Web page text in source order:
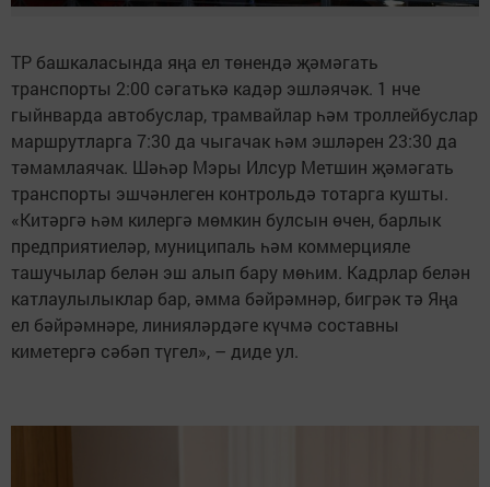
ТР башкаласында яңа ел төнендә җәмәгать
транспорты 2:00 сәгатькә кадәр эшләячәк. 1 нче
гыйнварда автобуслар, трамвайлар һәм троллейбуслар
маршрутларга 7:30 да чыгачак һәм эшләрен 23:30 да
тәмамлаячак. Шәһәр Мэры Илсур Метшин җәмәгать
транспорты эшчәнлеген контрольдә тотарга кушты.
«Китәргә һәм килергә мөмкин булсын өчен, барлык
предприятиеләр, муниципаль һәм коммерцияле
ташучылар белән эш алып бару мөһим. Кадрлар белән
катлаулылыклар бар, әмма бәйрәмнәр, бигрәк тә Яңа
ел бәйрәмнәре, линияләрдәге күчмә составны
киметергә сәбәп түгел», – диде ул.